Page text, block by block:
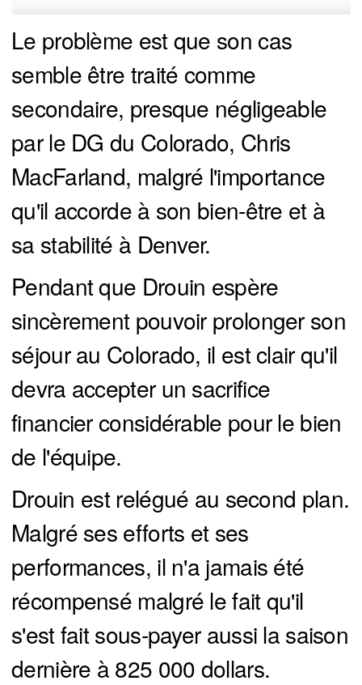
Le problème est que son cas
semble être traité comme
secondaire, presque négligeable
par le DG du Colorado, Chris
MacFarland, malgré l'importance
qu'il accorde à son bien-être et à
sa stabilité à Denver.
Pendant que Drouin espère
sincèrement pouvoir prolonger son
séjour au Colorado, il est clair qu'il
devra accepter un sacrifice
financier considérable pour le bien
de l'équipe.
Drouin est relégué au second plan.
Malgré ses efforts et ses
performances, il n'a jamais été
récompensé malgré le fait qu'il
s'est fait sous-payer aussi la saison
dernière à 825 000 dollars.